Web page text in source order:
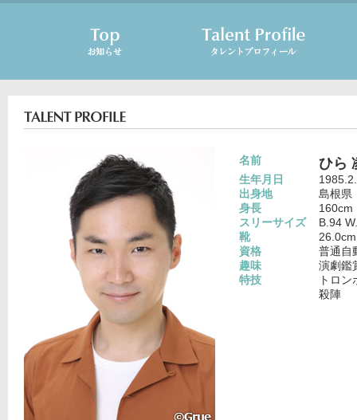
名前 ひら
生年月日
出身地
島根県
身長
160cm
スリーサイズ
B.94
靴
26.0cm
資格
普通自
趣味
演劇鑑
特技
トロン
殺陣